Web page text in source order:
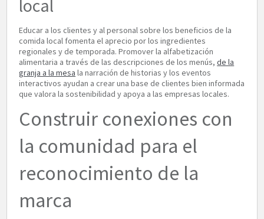
local
Educar a los clientes y al personal sobre los beneficios de la
comida local fomenta el aprecio por los ingredientes
regionales y de temporada. Promover la alfabetización
alimentaria a través de las descripciones de los menús,de la
granja a la mesa la narración de historias y los eventos
interactivos ayudan a crear una base de clientes bien informada
que valora la sostenibilidad y apoya a las empresas locales.
Construir conexiones con
la comunidad para el
reconocimiento de la
marca